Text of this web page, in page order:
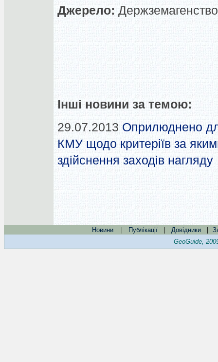
Джерело:
Інші новини за темою:
29.07.2013 Оприлюднено
КМУ щодо критеріїв за
здійснення заходів нагляду
Новини | Публікації | Довідники |
GeoGuide,